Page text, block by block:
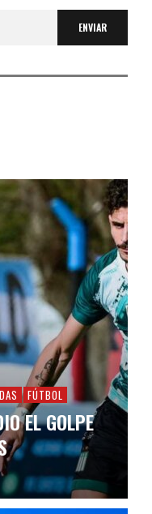
FÚTBOL
EL GOLPE